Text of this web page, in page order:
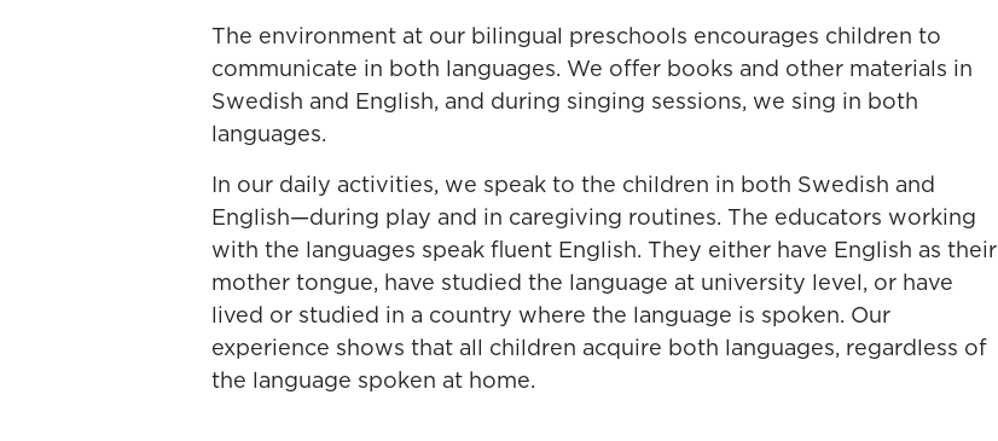
The environment at our bilingual preschools encourages children to
communicate in both languages. We offer books and other materials in
Swedish and English, and during singing sessions, we sing in both
languages.
In our daily activities, we speak to the children in both Swedish and
English—during play and in caregiving routines. The educators working
with the languages speak fluent English. They either have English as their
mother tongue, have studied the language at university level, or have
lived or studied in a country where the language is spoken. Our
experience shows that all children acquire both languages, regardless of
the language spoken at home.